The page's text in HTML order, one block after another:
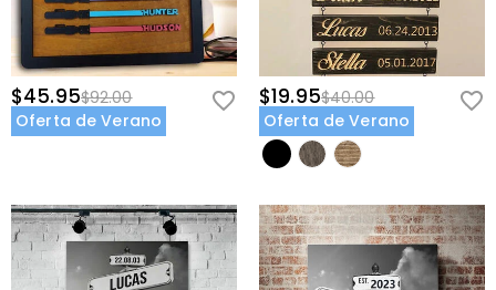
$45.95$92.00
Oferta de Verano
$19.95$40.00
Oferta de Verano